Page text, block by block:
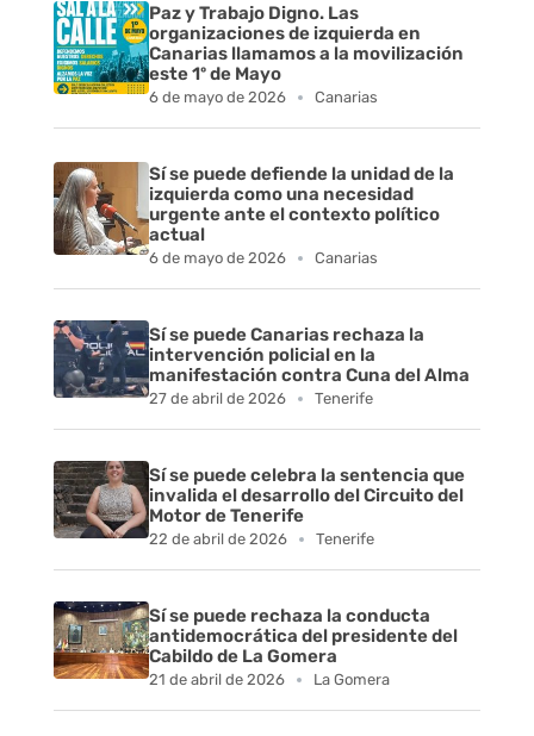
ó
n
d
e
p
a
c
a
s
f
o
t
o
Paz y Trabajo Digno. Las
organizaciones de izquierda en
Canarias llamamos a la movilización
este 1º de Mayo
6 de mayo de 2026 Canarias
Sí se puede defiende la unidad de la
izquierda como una necesidad
urgente ante el contexto político
actual
6 de mayo de 2026 Canarias
Sí se puede Canarias rechaza la
intervención policial en la
manifestación contra Cuna del Alma
27 de abril de 2026 Tenerife
Sí se puede celebra la sentencia que
invalida el desarrollo del Circuito del
Motor de Tenerife
22 de abril de 2026 Tenerife
Sí se puede rechaza la conducta
antidemocrática del presidente del
Cabildo de La Gomera
21 de abril de 2026 La Gomera